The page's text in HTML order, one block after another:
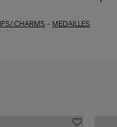
CHARMS - MEDAILLES